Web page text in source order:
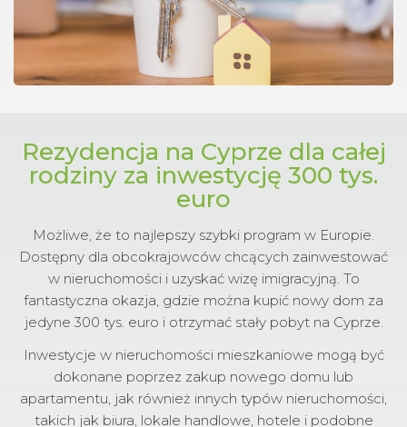
Rezydencja na Cyprze dla całej
rodziny za inwestycję 300 tys.
euro
Możliwe, że to najlepszy szybki program w Europie.
Dostępny dla obcokrajowców chcących zainwestować
w nieruchomości i uzyskać wizę imigracyjną. To
fantastyczna okazja, gdzie można kupić nowy dom za
jedyne 300 tys. euro i otrzymać stały pobyt na Cyprze.
Inwestycje w nieruchomości mieszkaniowe mogą być
dokonane poprzez zakup nowego domu lub
apartamentu, jak również innych typów nieruchomości,
takich jak biura, lokale handlowe, hotele i podobne